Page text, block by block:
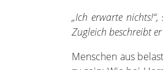
„Ich erwarte
Zugleich beschreibt
Menschen aus